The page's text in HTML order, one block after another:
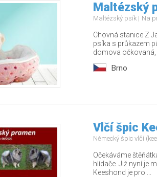
Maltézský
Maltézský psík Na
Chovná stanice Z
psíka s průkazem
domova očkovaná,
Brno
Vlčí špic
Německý špic vlčí
Očekáváme
hlídače. Již nyní je
Keeshond je pro ...